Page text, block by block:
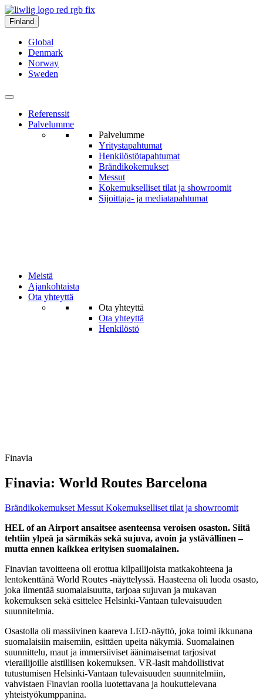
Finland
Global
Denmark
Norway
Sweden
Referenssit
Palvelumme
Palvelumme
Yritys­tapahtumat
Henkilöstö­tapahtumat
Brändi­kokemukset
Messut
Kokemukselliset tilat ja show­roomit
Sijoittaja- ja media­tapahtumat
Meistä
Ajankohtaista
Ota yhteyttä
Ota yhteyttä
Ota yhteyttä
Henkilöstö
Finavia
Finavia: World Routes Barcelona
Brändi­kokemukset Messut Kokemukselliset tilat ja showroomit
HEL of an Airport ansaitsee asenteensa veroisen osaston. Siitä
tehtiin ylpeä ja särmikäs sekä sujuva, avoin ja ystävällinen –
mutta ennen kaikkea erityisen suomalainen.
Finavian tavoitteena oli erottua kilpailijoista matkakohteena ja
lentokenttänä World Routes -näyttelyssä. Haasteena oli luoda osasto,
joka ilmentää suomalaisuutta, tarjoaa sujuvan ja mukavan
kokemuksen sekä esittelee Helsinki-Vantaan tulevaisuuden
suunnitelmia.
Osastolla oli massiivinen kaareva LED-näyttö, joka toimi ikkunana
suomalaisiin maisemiin, esittäen upeita näkymiä. Suomalainen
suunnittelu, maut ja immersiiviset äänimaisemat tarjosivat
vierailijoille aistillisen kokemuksen. VR-lasit mahdollistivat
tutustumisen Helsinki-Vantaan tulevaisuuden suunnitelmiin,
vahvistaen Finavian roolia luotettavana ja houkuttelevana
yhteistyökumppanina.